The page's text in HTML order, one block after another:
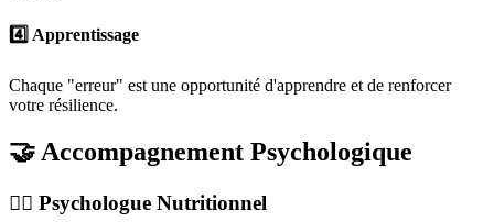
4️⃣ Apprentissage
Chaque "erreur" est une opportunité d'apprendre et de renforcer
votre résilience.
🤝 Accompagnement Psychologique
🧑‍⚕️ Psychologue Nutritionnel